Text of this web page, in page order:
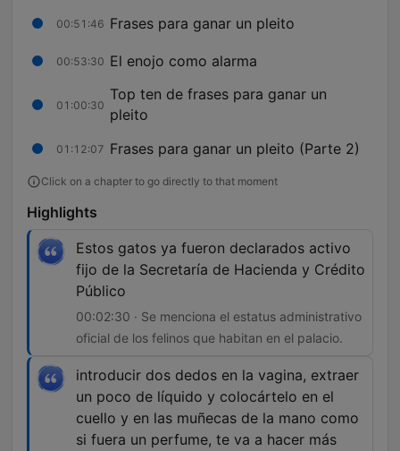
00:51:46 Frases para ganar un pleito
00:53:30 El enojo como alarma
01:00:30
Top ten de frases para ganar un
pleito
01:12:07 Frases para ganar un pleito (Parte 2)
Click on a chapter to go directly to that moment
Highlights
Estos gatos ya fueron declarados activo
fijo de la Secretaría de Hacienda y Crédito
Público
00:02:30 · Se menciona el estatus administrativo
oficial de los felinos que habitan en el palacio.
introducir dos dedos en la vagina, extraer
un poco de líquido y colocártelo en el
cuello y en las muñecas de la mano como
si fuera un perfume, te va a hacer más